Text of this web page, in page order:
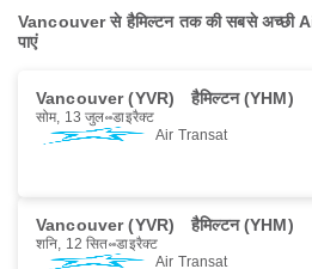
Vancouver से हैमिल्टन तक की सबसे अच्छी
पाएं
Vancouver (YVR) हैमिल्टन (YHM)
सोम, 13 जुल॰ डाइरैक्ट
Air Transat
Vancouver (YVR) हैमिल्टन (YHM)
शनि, 12 सित॰ डाइरैक्ट
Air Transat